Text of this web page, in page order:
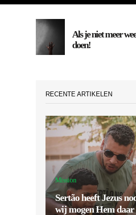
Als je niet meer
doen!
RECENTE ARTIKELEN
Mission
Sertão heeft Jezus
wij mogen Hem daar